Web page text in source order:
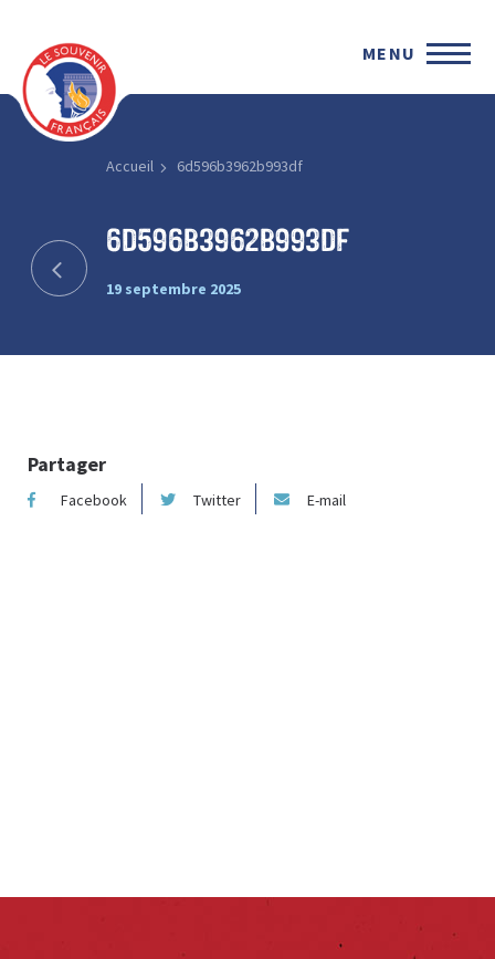
MENU
Accueil 6d596b3962b993df
6d596b3962b993df
19 septembre 2025
Partager
Facebook Twitter E-mail